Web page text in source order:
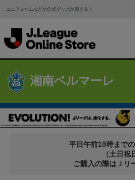
ユニフォームなどの公式グッズが買える！
湘南ベルマーレ
平日午前10時まで
（土日祝
ご購入の際はＪリ